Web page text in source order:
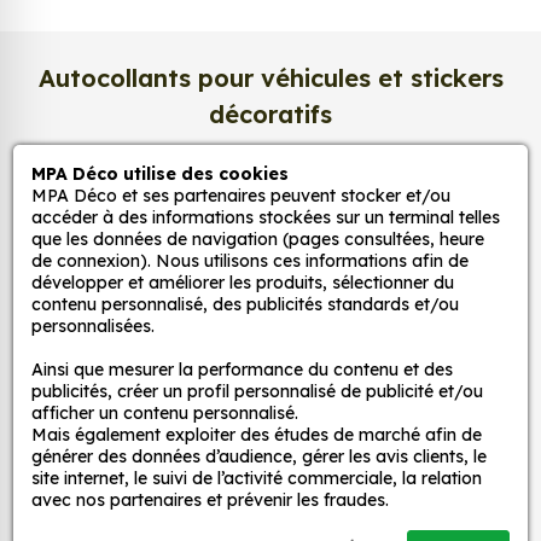
adaptez la décoration d’une pièce, d’une voiture,
d’un meuble, d’une porte et de toute autre surface,
Quels sont les avantages de nos stickers
décoration ?
Une grande variété de motifs et de couleurs :
nos Autocollant Timbre Vintage Vin Et Qualité
sont disponibles dans une large gamme de
motifs et de couleurs, ce qui vous permet de
trouver le sticker parfait pour votre décoration.
Une installation facile : nos stickers sont faciles
à installer, même pour les débutants. Il suffit de
les décoller de leur support et de les coller sur
la surface souhaitée. Vous pouvez vous aider
d’une raclette si besoin.
Une durabilité élevée : nos stickers sont
Autocollants pour véhicules et stickers
décoratifs
MPA Déco
Nos services
Nos sites
Mon Compte
Aide
MPA Déco utilise des cookies
MPA Déco et ses partenaires peuvent stocker et/ou
accéder à des informations stockées sur un terminal telles
que les données de navigation (pages consultées, heure
de connexion). Nous utilisons ces informations afin de
développer et améliorer les produits, sélectionner du
contenu personnalisé, des publicités standards et/ou
personnalisées.
Ainsi que mesurer la performance du contenu et des
publicités, créer un profil personnalisé de publicité et/ou
afficher un contenu personnalisé.
Mais également exploiter des études de marché afin de
générer des données d’audience, gérer les avis clients, le
site internet, le suivi de l’activité commerciale, la relation
avec nos partenaires et prévenir les fraudes.